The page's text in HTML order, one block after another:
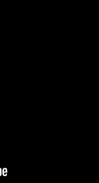
ainsi